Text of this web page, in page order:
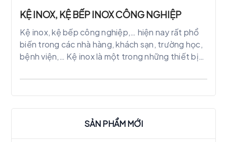
KỆ INOX, KỆ BẾP INOX CÔNG NGHIỆP
Kệ inox, kệ bếp công nghiệp,… hiện nay rất phổ
biến trong các nhà hàng, khách sạn, trường học,
bệnh viện,… Kệ inox là một trong những thiết bị
nghiệp một chiều. Hiện nay kệ inox còn được sử
kế riêng biệt. Mang lại vẻ hài hòa, sang trọng cho
khu vực sử dụng. Tính năng ưu việt hơn so với các
SẢN PHẨM MỚI